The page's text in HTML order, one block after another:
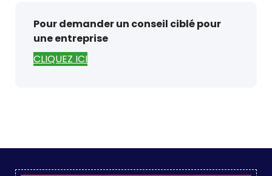
Pour demander un conseil ciblé pour
une entreprise
CLIQUEZ ICI